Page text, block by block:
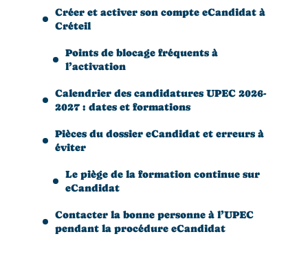
Créer et activer son compte eCandidat à
Créteil
Points de blocage fréquents à
l’activation
Calendrier des candidatures UPEC 2026-
2027 : dates et formations
Pièces du dossier eCandidat et erreurs à
éviter
Le piège de la formation continue sur
eCandidat
Contacter la bonne personne à l’UPEC
pendant la procédure eCandidat